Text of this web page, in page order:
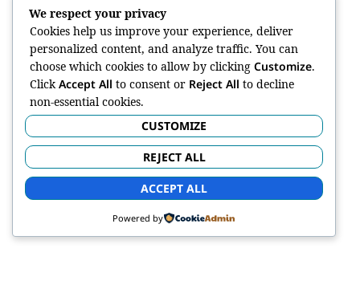
We respect your privacy
Cookies help us improve your experience, deliver
personalized content, and analyze traffic. You can
choose which cookies to allow by clicking Customize.
Click Accept All to consent or Reject All to decline
non-essential cookies.
CUSTOMIZE
REJECT ALL
ACCEPT ALL
Powered by